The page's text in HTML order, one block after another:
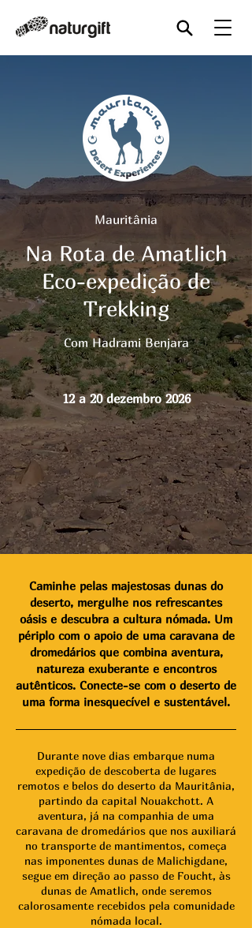
Mauritânia
Na Rota de Amatlich
Eco-expedição de
Trekking
Com Hadrami Benjara
12 a 20 dezembro 2026
Caminhe pelas majestosas dunas do
deserto, mergulhe nos refrescantes
oásis e descubra a cultura nómada. Um
périplo com o apoio de uma caravana de
dromedários que combina aventura,
natureza exuberante e encontros
autênticos. Conecte-se com o deserto de
uma forma inesquecível e sustentável.
Durante nove dias embarque numa
expedição de descoberta de lugares
remotos e belos do deserto da Mauritânia,
partindo da capital Nouakchott. A
aventura, já na companhia de uma
caravana de dromedários que nos auxiliará
no transporte de mantimentos, começa
nas imponentes dunas de Malichigdane,
segue em direção ao passo de Foucht, às
dunas de Amatlich, onde seremos
calorosamente recebidos pela comunidade
nómada local.